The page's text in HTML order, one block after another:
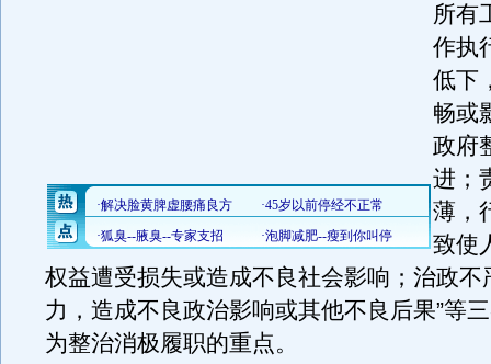
所有
作执
低下
畅或
政府
进；
薄，
致使
权益遭受损失或造成不良社会影响；治政不
力，造成不良政治影响或其他不良后果”等
为整治消极履职的重点。